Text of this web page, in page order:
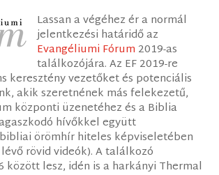
Lassan a végéhez ér a normál
jelentkezési határidő az
Evangéliumi Fórum 2019-as
találkozójára. Az EF 2019-re
keresztény vezetőket és potenciális
akik szeretnének más felekezetű,
központi üzenetéhez és a Biblia
hívőkkel együtt
örömhír hiteles képviseletében
rövid videók). A találkozó
között lesz, idén is a harkányi Thermal